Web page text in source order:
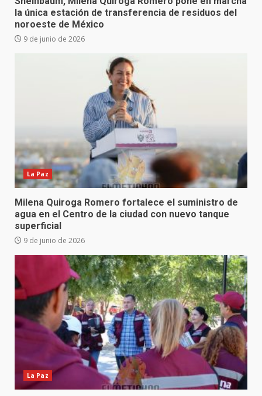
la única estación de transferencia de residuos del
noroeste de México
9 de junio de 2026
La Paz
Milena Quiroga Romero fortalece el suministro de
agua en el Centro de la ciudad con nuevo tanque
superficial
9 de junio de 2026
La Paz